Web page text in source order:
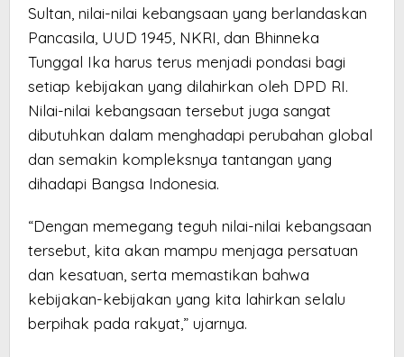
Sultan, nilai-nilai kebangsaan yang berlandaskan
Pancasila, UUD 1945, NKRI, dan Bhinneka
Tunggal Ika harus terus menjadi pondasi bagi
setiap kebijakan yang dilahirkan oleh DPD RI.
Nilai-nilai kebangsaan tersebut juga sangat
dibutuhkan dalam menghadapi perubahan global
dan semakin kompleksnya tantangan yang
dihadapi Bangsa Indonesia.
“Dengan memegang teguh nilai-nilai kebangsaan
tersebut, kita akan mampu menjaga persatuan
dan kesatuan, serta memastikan bahwa
kebijakan-kebijakan yang kita lahirkan selalu
berpihak pada rakyat,” ujarnya.